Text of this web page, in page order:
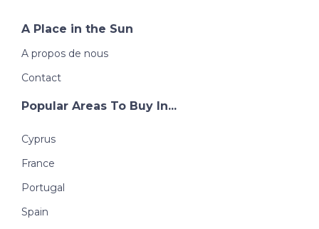
A Place in the Sun
A propos de nous
Contact
Popular Areas To Buy In...
Cyprus
France
Portugal
Spain